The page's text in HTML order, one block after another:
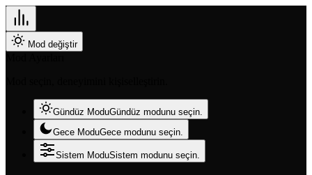
Mod değiştir
Gündüz ModuGündüz modunu seçin.
Gece ModuGece modunu seçin.
Sistem ModuSistem modunu seçin.